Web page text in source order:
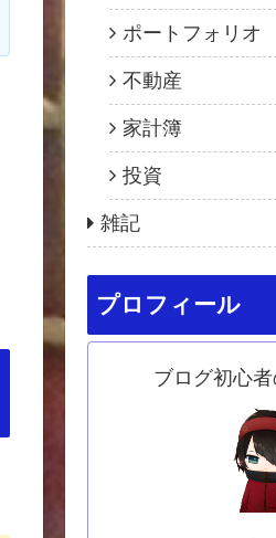
ポートフォリオ
不動産
家計簿
投資
雑記
プロフィール
ブログ初心